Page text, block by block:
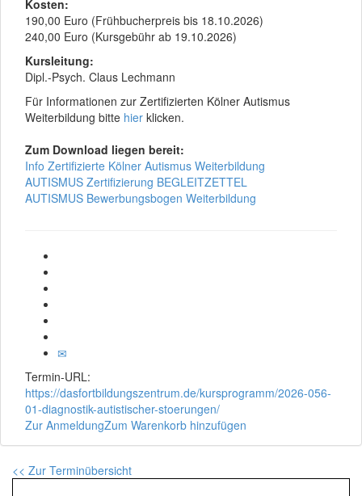
Kosten:
190,00 Euro (Frühbucherpreis bis 18.10.2026)
240,00 Euro (Kursgebühr ab 19.10.2026)
Kursleitung:
Dipl.-Psych. Claus Lechmann
Für Informationen zur Zertifizierten Kölner Autismus
Weiterbildung bitte hier klicken.
Zum Download liegen bereit:
Info Zertifizierte Kölner Autismus Weiterbildung
AUTISMUS Zertifizierung BEGLEITZETTEL
AUTISMUS Bewerbungsbogen Weiterbildung
Termin-URL:
https://dasfortbildungszentrum.de/kursprogramm/2026-056-
01-diagnostik-autistischer-stoerungen/
Zur AnmeldungZum Warenkorb hinzufügen
<< Zur Terminübersicht